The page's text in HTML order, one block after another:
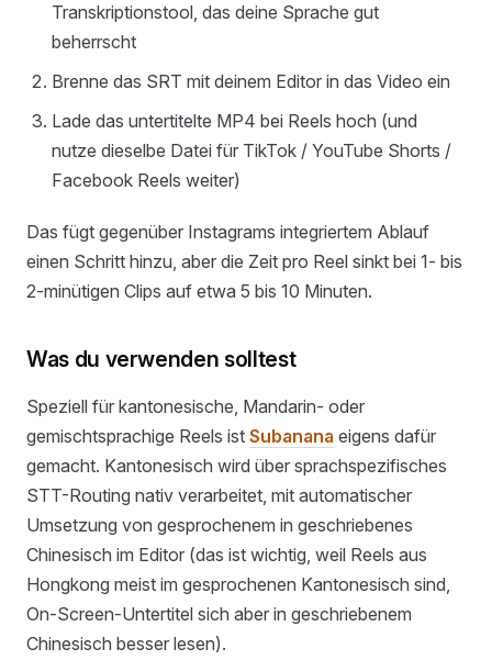
Transkriptionstool, das deine Sprache gut
beherrscht
Brenne das SRT mit deinem Editor in das Video ein
Lade das untertitelte MP4 bei Reels hoch (und
nutze dieselbe Datei für TikTok / YouTube Shorts /
Facebook Reels weiter)
Das fügt gegenüber Instagrams integriertem Ablauf
einen Schritt hinzu, aber die Zeit pro Reel sinkt bei 1- bis
2-minütigen Clips auf etwa 5 bis 10 Minuten.
Was du verwenden solltest
Speziell für kantonesische, Mandarin- oder
gemischtsprachige Reels ist Subanana eigens dafür
gemacht. Kantonesisch wird über sprachspezifisches
STT-Routing nativ verarbeitet, mit automatischer
Umsetzung von gesprochenem in geschriebenes
Chinesisch im Editor (das ist wichtig, weil Reels aus
Hongkong meist im gesprochenen Kantonesisch sind,
On-Screen-Untertitel sich aber in geschriebenem
Chinesisch besser lesen).